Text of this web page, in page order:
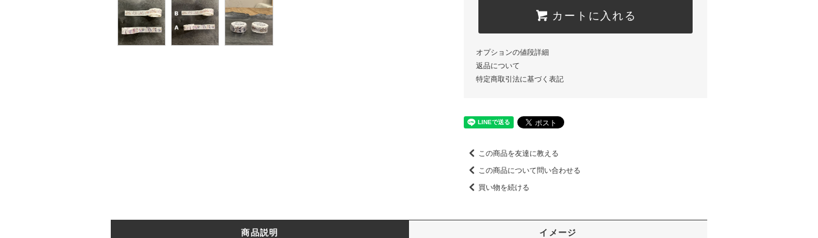
カートに入れる
オプションの値段詳細
返品について
特定商取引法に基づく表記
この商品を友達に教える
この商品について問い合わせる
買い物を続ける
商品説明 イメージ